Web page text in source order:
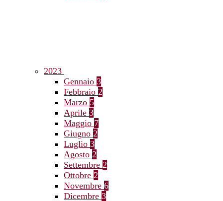
2023
Gennaio 3
Febbraio 2
Marzo 5
Aprile 3
Maggio 7
Giugno 2
Luglio 3
Agosto 2
Settembre 2
Ottobre 2
Novembre 6
Dicembre 3